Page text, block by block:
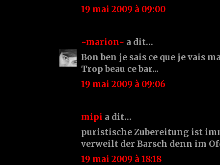
19 mai 2009 à 09:00
~marion~ a dit…
Bon ben je sais ce que je vais
Trop beau ce bar...
19 mai 2009 à 09:06
mipi a dit…
puristische Zubereitung ist
verweilt der Barsch denn im
19 mai 2009 à 18:18